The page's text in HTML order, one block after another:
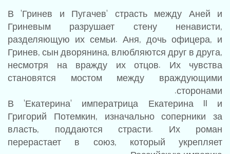
В 'Гринев и Пугачев' страсть между Аней и
Гриневым разрушает стену ненависти,
разделяющую их семьи. Аня, дочь офицера, и
Гринев, сын дворянина, влюбляются друг в друга,
несмотря на вражду их отцов. Их чувства
становятся мостом между враждующими
сторонами.
В 'Екатерина' императрица Екатерина II и
Григорий Потемкин, изначально соперники за
власть, поддаются страсти. Их роман
перерастает в союз, который укрепляет